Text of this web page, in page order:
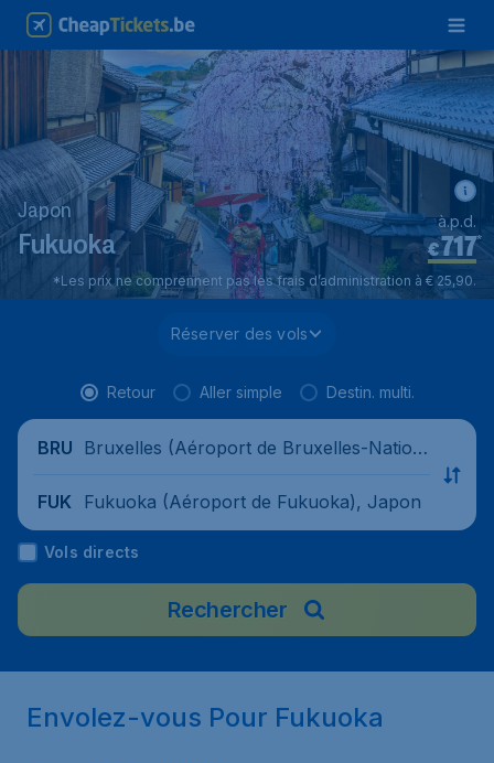
Japon
Fukuoka €717*
à.p.d.
*Les prix ne comprennent pas les frais d’administration à € 25,90.
Réserver des vols
Retour Aller simple Destin. multi.
BRU Bruxelles (Aéroport de Bruxelles-Nation
FUK Fukuoka (Aéroport de Fukuoka), Japon
Vols directs
Rechercher
Envolez-vous Pour Fukuoka